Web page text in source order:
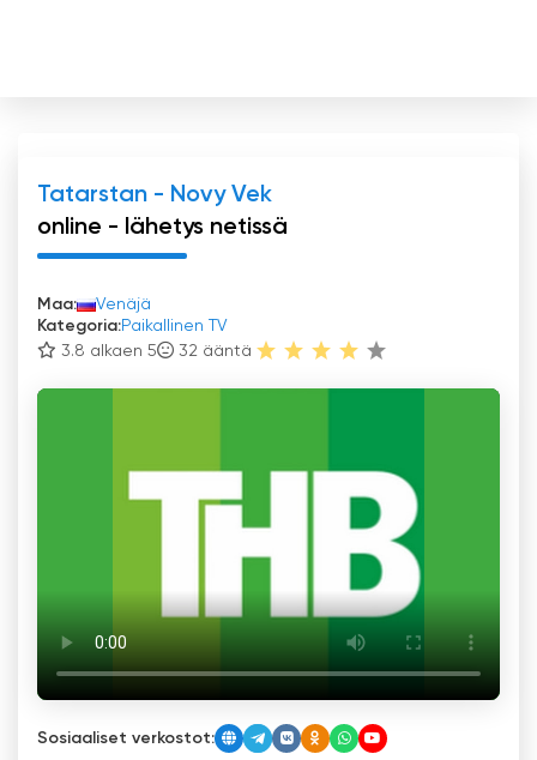
Tatarstan - Novy Vek
online - lähetys netissä
Maa:
Venäjä
Kategoria:Paikallinen TV
3.8 alkaen 5
32 ääntä
Sosiaaliset verkostot: